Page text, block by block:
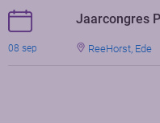
Jaarcongres
08 sep ReeHorst, Ede